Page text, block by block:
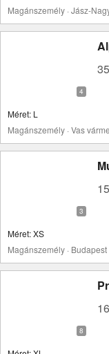
Magánszemély · Jász-
Méret: L
Magánszemély · Vas
Méret: XS
Magánszemély ·